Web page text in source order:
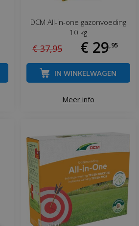
DCM All-in-one gazonvoeding
10 kg
€ 37,95 € 29 95
Meer info
IN WINKELWAGEN